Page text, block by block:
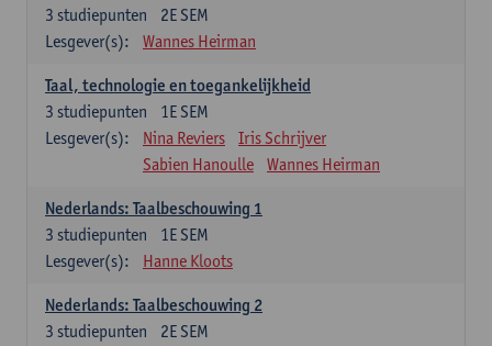
2E SEM
3 studiepunten
Lesgever(s):
Wannes Heirman
Taal, technologie en toegankelijkheid
1E SEM
3 studiepunten
Lesgever(s):
Nina Reviers
Iris Schrijver
Sabien Hanoulle
Wannes Heirman
Nederlands: Taalbeschouwing 1
1E SEM
3 studiepunten
Lesgever(s):
Hanne Kloots
Nederlands: Taalbeschouwing 2
2E SEM
3 studiepunten